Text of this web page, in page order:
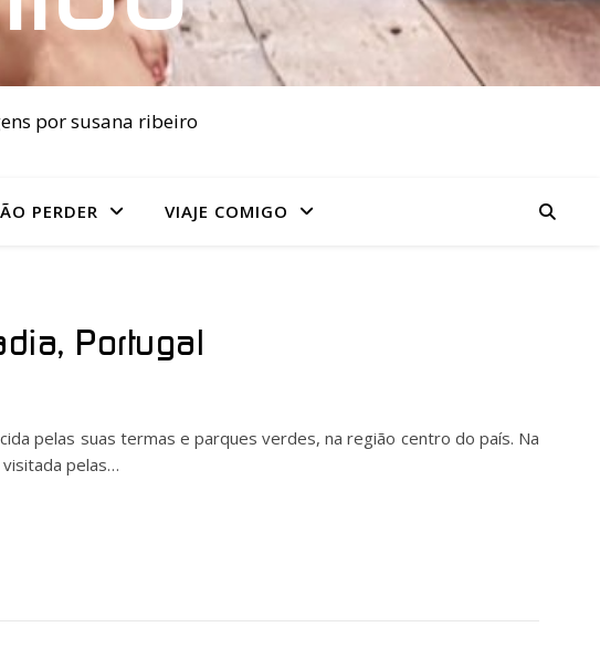
por susana ribeiro
PERDER VIAJE COMIGO
Portugal
pelas suas termas e parques verdes, na região centro do país. Na
pelas…